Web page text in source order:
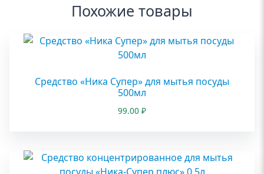
Похожие товары
Средство «Ника Супер» для мытья посуды
500мл
99.00 ₽